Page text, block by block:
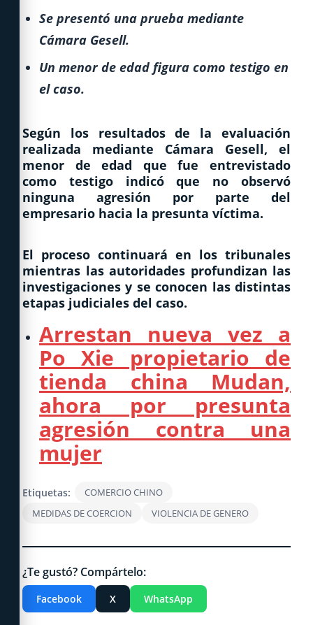
Se presentó una prueba mediante
Cámara Gesell.
Un menor de edad figura como testigo en
el caso.
Según los resultados de la evaluación
realizada mediante Cámara Gesell, el
menor de edad que fue entrevistado
como testigo indicó que no observó
ninguna agresión por parte del
empresario hacia la presunta víctima.
El proceso continuará en los tribunales
mientras las autoridades profundizan las
investigaciones y se conocen las distintas
etapas judiciales del caso.
Arrestan nueva vez a
Po Xie propietario de
tienda china Mudan,
ahora por presunta
agresión contra una
mujer
Etiquetas:
COMERCIO CHINO
MEDIDAS DE COERCION
VIOLENCIA DE GENERO
¿Te gustó? Compártelo:
Facebook X WhatsApp